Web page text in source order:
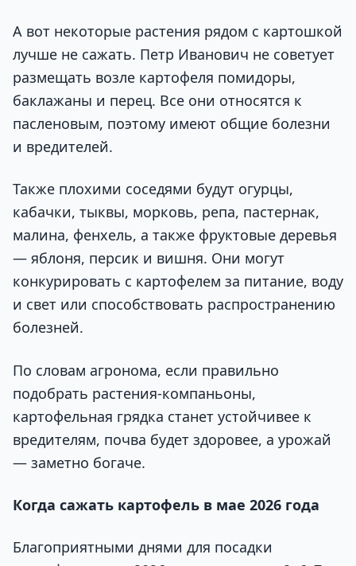
А вот некоторые растения рядом с картошкой
лучше не сажать. Петр Иванович не советует
размещать возле картофеля помидоры,
баклажаны и перец. Все они относятся к
пасленовым, поэтому имеют общие болезни
и вредителей.
Также плохими соседями будут огурцы,
кабачки, тыквы, морковь, репа, пастернак,
малина, фенхель, а также фруктовые деревья
— яблоня, персик и вишня. Они могут
конкурировать с картофелем за питание, воду
и свет или способствовать распространению
болезней.
По словам агронома, если правильно
подобрать растения-компаньоны,
картофельная грядка станет устойчивее к
вредителям, почва будет здоровее, а урожай
— заметно богаче.
Когда сажать картофель в мае 2026 года
Благоприятными днями для посадки